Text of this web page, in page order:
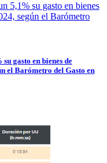
gasto en bienes de
el Barómetro del Gasto en